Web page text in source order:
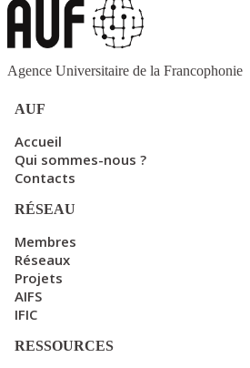
Agence Universitaire de la Francophonie
AUF
Accueil
Qui sommes-nous ?
Contacts
RÉSEAU
Membres
Réseaux
Projets
AIFS
IFIC
RESSOURCES